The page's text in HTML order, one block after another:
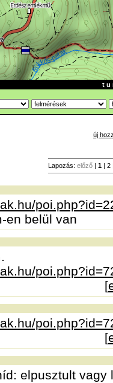
t u
új
Lapozás: előző | 1 | 2
en belül van
[
[
elpusztult